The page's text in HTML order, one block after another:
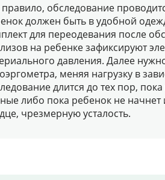
правило, обследование
должен быть в удобной
для переодевания после
на ребенке зафиксируют
давления. Далее
меняя нагрузку в
длится до тех пор,
либо пока ребенок не
чрезмерную усталость.